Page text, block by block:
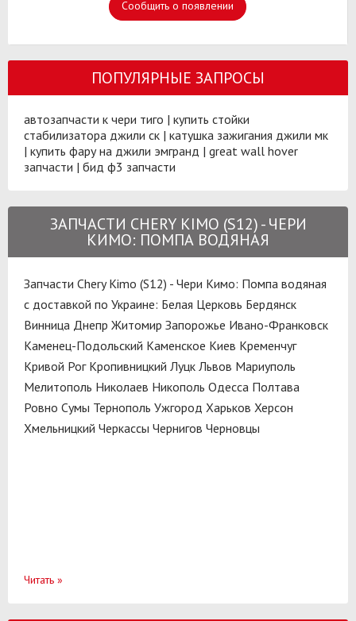
Сообщить о появлении
ПОПУЛЯРНЫЕ ЗАПРОСЫ
автозапчасти к чери тиго | купить стойки
стабилизатора джили ск | катушка зажигания джили мк
| купить фару на джили эмгранд | great wall hover
запчасти | бид ф3 запчасти
ЗАПЧАСТИ CHERY KIMO (S12) - ЧЕРИ
КИМО: ПОМПА ВОДЯНАЯ
Запчасти Chery Kimo (S12) - Чери Кимо: Помпа водяная
с доставкой по Украине: Белая Церковь Бердянск
Винница Днепр Житомир Запорожье Ивано-Франковск
Каменец-Подольский Каменское Киев Кременчуг
Кривой Рог Кропивницкий Луцк Львов Мариуполь
Мелитополь Николаев Никополь Одесса Полтава
Ровно Сумы Тернополь Ужгород Харьков Херсон
Хмельницкий Черкассы Чернигов Черновцы
Читать »